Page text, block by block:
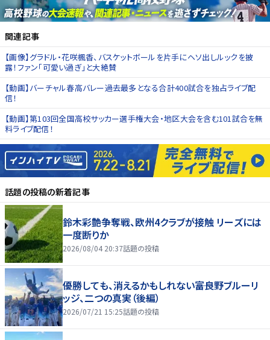
関連記事
【画像】グラドル・花咲楓香、バスケットボールを片手にヘソ出しルックを披
露！ファン「可愛い過ぎ」と大絶賛
【動画】バーチャル春高バレー過去最多となる合計400試合を独占ライブ配
信！
【動画】第103回全国高校サッカー選手権大会・地区大会を含む101試合を無
料ライブ配信！
話題の投稿の新着記事
鈴木彩艶争奪戦、欧州4クラブが接触 リーズには
一度断りか
2026/08/04 20:37話題の投稿
優勝しても、消えるかもしれない――富良野ブルーリ
ッジ、二つの真実（後編）
2026/07/21 15:25話題の投稿